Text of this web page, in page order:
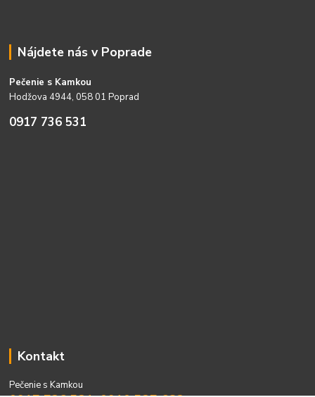
Nájdete nás v Poprade
Pečenie s Kamkou
Hodžova 4944, 058 01 Poprad
0917 736 531
Kontakt
Pečenie s Kamkou